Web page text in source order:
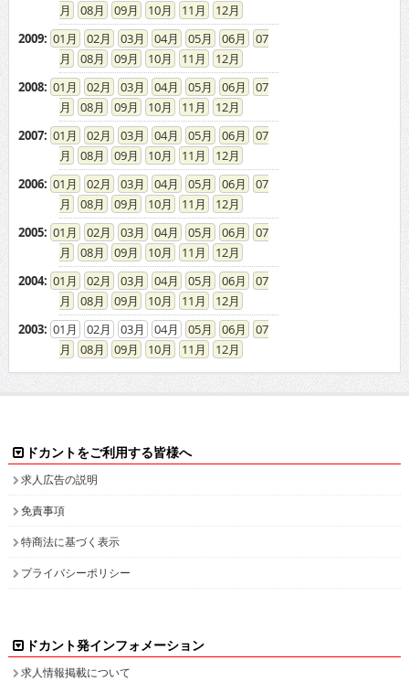
08
09 10 11
12
2009: 01 02 03 04 05 06
07
08
09 10 11
12
2008: 01 02 03 04 05 06
07
08
09 10 11
12
2007: 01 02 03 04 05 06
07
08
09 10 11
12
2006: 01 02 03 04 05 06
07
08
09 10 11
12
2005: 01 02 03 04 05 06
07
08
09 10 11
12
2004: 01 02 03 04 05 06
07
08
09 10 11
12
2003: 01 02 03 04 05 06
07
08
09 10 11 12
ドカントをご利用する皆様へ
求人広告の説明
免責事項
特商法に基づく表示
プライバシーポリシー
ドカント発インフォメーション
求人情報掲載について